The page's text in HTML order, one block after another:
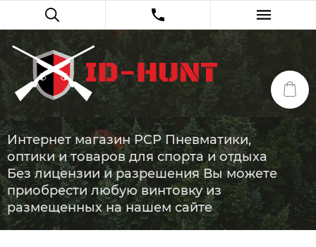
Интернет магазин PCP Пневматики,
оптики и товаров для спорта и отдыха
Без лицензии и разрешения Вы можете
приобрести любую винтовку из
размещенных на нашем сайте